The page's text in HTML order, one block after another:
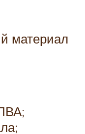
материал